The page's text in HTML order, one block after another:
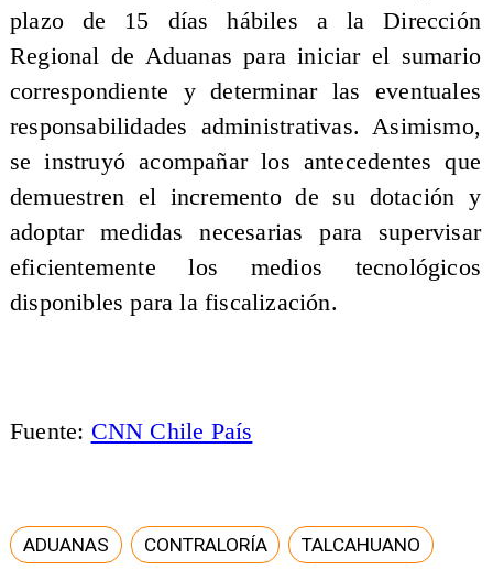
plazo de 15 días hábiles a la Dirección
Regional de Aduanas para iniciar el sumario
correspondiente y determinar las eventuales
responsabilidades administrativas. Asimismo,
se instruyó acompañar los antecedentes que
demuestren el incremento de su dotación y
adoptar medidas necesarias para supervisar
eficientemente los medios tecnológicos
disponibles para la fiscalización.
Fuente: CNN Chile País
ADUANAS CONTRALORÍA TALCAHUANO